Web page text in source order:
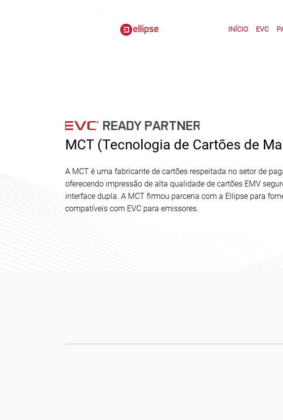
INÍCIO EVC
MCT (Tecnologia de Cartões de
A MCT é uma fabricante de cartões respeitada no setor de
oferecendo impressão de alta qualidade de cartões EMV
interface dupla. A MCT firmou parceria com a Ellipse para
compatíveis com EVC para emissores.